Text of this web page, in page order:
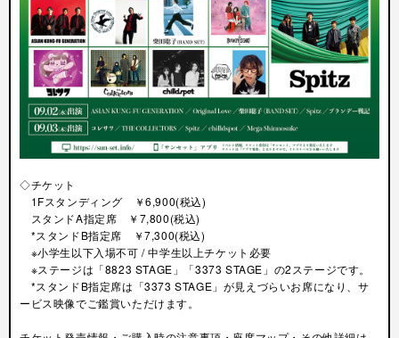
◇チケット
1Fスタンディング ￥6,900(税込)
スタンドA指定席 ￥7,800(税込)
*スタンドB指定席 ￥7,300(税込)
※小学生以下入場不可 / 中学生以上チケット必要
※ステージは「8823 STAGE」「3373 STAGE」の2ステージです。
*スタンドB指定席は「3373 STAGE」が見えづらいお席になり、サ
ービス映像でご鑑賞いただけます。